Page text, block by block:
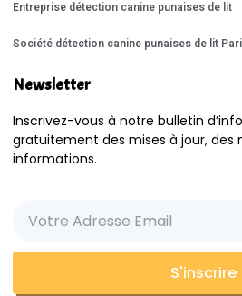
Entreprise détection canine punaises de lit
Société détection canine punaises de lit
Newsletter
Inscrivez-vous à notre bulletin
gratuitement des mises à jour, des
informations.
S'inscrire